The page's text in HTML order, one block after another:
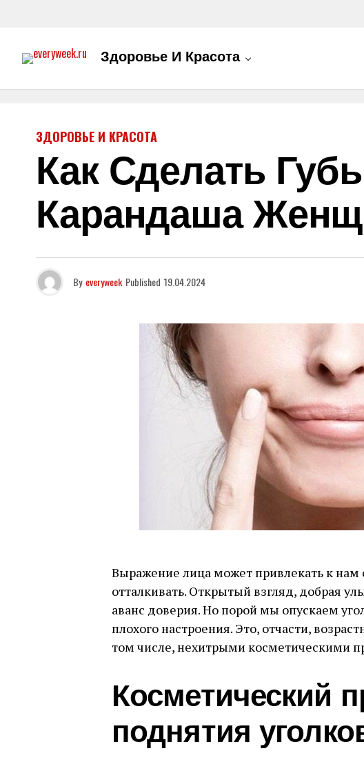
Здоровье И Красота
ЗДОРОВЬЕ И КРАСОТА
Как Сделать
Карандаша
By everyweek Published 19.04.2024
Выражение лица может привлекать к
отталкивать. Открытый взгляд, добрая
аванс доверия. Но порой мы опускаем
плохого настроения. Это, отчасти,
том числе, нехитрыми косметическими
Косметический
поднятия